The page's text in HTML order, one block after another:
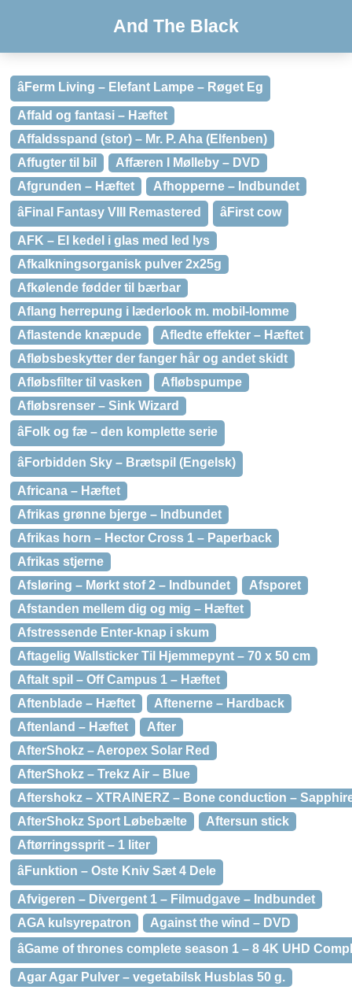
And The Black
âFerm Living – Elefant Lampe – Røget Eg
Affald og fantasi – Hæftet
Affaldsspand (stor) – Mr. P. Aha (Elfenben)
Affugter til bil
Affæren I Mølleby – DVD
Afgrunden – Hæftet
Afhopperne – Indbundet
âFinal Fantasy VIII Remastered
âFirst cow
AFK – El kedel i glas med led lys
Afkalkningsorganisk pulver 2x25g
Afkølende fødder til bærbar
Aflang herrepung i læderlook m. mobil-lomme
Aflastende knæpude
Afledte effekter – Hæftet
Afløbsbeskytter der fanger hår og andet skidt
Afløbsfilter til vasken
Afløbspumpe
Afløbsrenser – Sink Wizard
âFolk og fæ – den komplette serie
âForbidden Sky – Brætspil (Engelsk)
Africana – Hæftet
Afrikas grønne bjerge – Indbundet
Afrikas horn – Hector Cross 1 – Paperback
Afrikas stjerne
Afsløring – Mørkt stof 2 – Indbundet
Afsporet
Afstanden mellem dig og mig – Hæftet
Afstressende Enter-knap i skum
Aftagelig Wallsticker Til Hjemmepynt – 70 x 50 cm
Aftalt spil – Off Campus 1 – Hæftet
Aftenblade – Hæftet
Aftenerne – Hardback
Aftenland – Hæftet
After
AfterShokz – Aeropex Solar Red
AfterShokz – Trekz Air – Blue
Aftershokz – XTRAINERZ – Bone conduction –
AfterShokz Sport Løbebælte
Aftersun stick
Aftørringssprit – 1 liter
âFunktion – Oste Kniv Sæt 4 Dele
Afvigeren – Divergent 1 – Filmudgave – Indbundet
AGA kulsyrepatron
Against the wind – DVD
âGame of thrones complete season 1 – 8 4K UHD
Agar Agar Pulver – vegetabilsk Husblas 50 g.